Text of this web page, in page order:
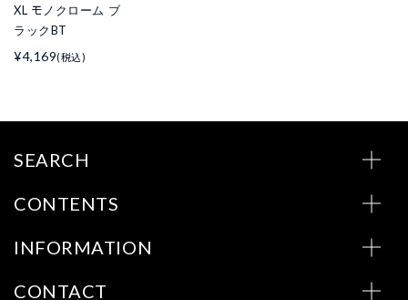
XL モノクローム ブ
ラックBT
¥4,169(税込)
SEARCH
CONTENTS
INFORMATION
CONTACT